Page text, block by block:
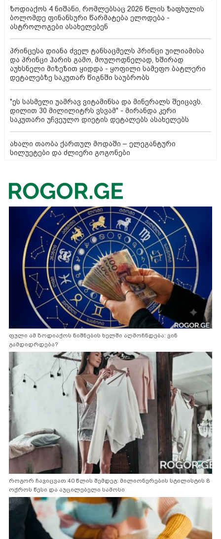
ზოდიაქოს 4 ნიშანი, რომლებსაც 2026 წლის ზაფხულის
ბოლომდე ფინანსური წარმატება ელოდება -
ასტროლოგები ასახელებენ
პრინცესა დიანა ძველ ტანსაცმელს პრინცი უილიამისა
და პრინცი ჰარის გამო, მოულოდნელად, ხშირად
აუხსნელი მიზეზით ყიდდა - ყოფილი სამეფო ბატლერი
დეტალებზე საკუთარ წიგნში საუბრობს
"ეს სასმელი უამრავ ვიტამინსა და მინერალს შეიცავს.
დილით 30 მილილიტრს ვსვამ" - მირანდა კერი
საკუთარი უჩვეულო დიეტის დეტალებს ასახელებს
ახალი თაობა ქართულ მოდაში – ელეგანტური
სილუეტები და ძლიერი გოგონები
ფული ამ ზოდიაქოს ნიშნების ხელში აღმოჩნდება: ვინ
გამდიდრდება?
როგორ ჩავიცვათ 40 წლის შემდეგ: მილიონერების სტილისტის 8
ოქროს წესი და აუცილებელი სამოსი